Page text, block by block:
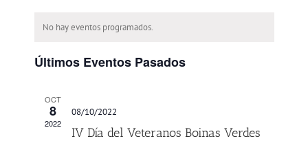
No hay eventos programados.
Últimos Eventos Pasados
OCT
8
2022
08/10/2022
IV Día del Veteranos Boinas Verdes